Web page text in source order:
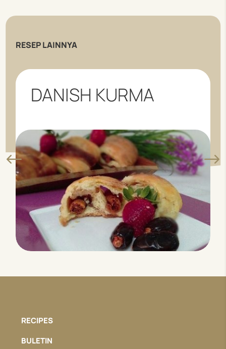
RESEP LAINNYA
DANISH KURMA
RECIPES
BULETIN